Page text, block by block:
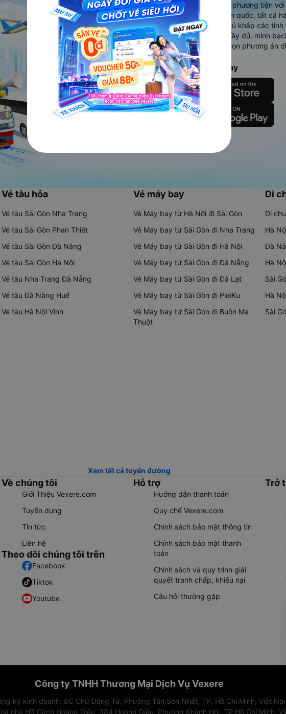
Vexere - ứng dụng đặt vé đa phương tiện
cao, 5000+ tuyến đường toàn quốc, tất cả
vụ thuê xe máy, xe du lịch phủ khắp các tỉnh
Ứng dụng hiển thị thông tin đầy đủ, minh
người dùng so sánh và lựa chọn phương án
chóng và phù hợp nhất.
Tải ứng dụng Vexere ngay
Vé tàu hỏa
Vé tàu Sài Gòn Nha Trang
Vé tàu Sài Gòn Phan Thiết
Vé tàu Sài Gòn Đà Nẵng
Vé tàu Sài Gòn Hà Nội
Vé tàu Nha Trang Đà Nẵng
Vé tàu Đà Nẵng Huế
Vé tàu Hà Nội Vinh
Vé máy bay
Vé Máy bay từ Hà Nội đi Sài Gòn
Vé Máy bay từ Sài Gòn đi Nha Trang
Vé Máy bay từ Sài Gòn đi Hà Nội
Vé Máy bay từ Sài Gòn đi Đà Nẵng
Vé Máy bay từ Sài Gòn đi Đà Lạt
Vé Máy bay từ Sài Gòn đi PleiKu
Vé Máy bay từ Sài Gòn đi Buôn Ma
Thuột
Di
Di
Hà
Đà
Hà
Sài
Hà
Sài
Xem tất cả tuyến đường
Về chúng tôi
Giới Thiệu Vexere.com
Tuyển dụng
Tin tức
Liên hệ
Theo dõi chúng tôi trên
Facebook
Tiktok
Youtube
Hỗ trợ
Hướng dẫn thanh toán
Quy chế Vexere.com
Chính sách bảo mật thông tin
Chính sách bảo mật thanh
toán
Chính sách và quy trình giải
quyết tranh chấp, khiếu nại
Câu hỏi thường gặp
Trở
Công ty TNHH Thương Mại Dịch Vụ Vexere
ký kinh doanh: 8C Chữ Đồng Tử, Phường Tân Sơn Nhất, TP. Hồ Chí Minh, Việt
nhà H3 Circo Hoàng Diệu, 384 Hoàng Diệu, Phường Khánh Hội, TP Hồ Chí Minh,